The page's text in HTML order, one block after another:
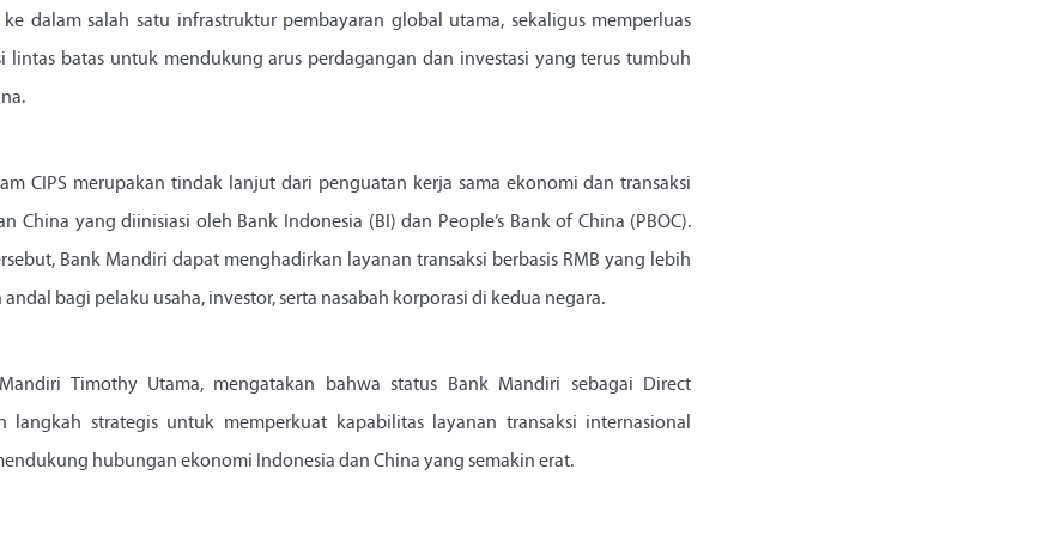
dalam salah satu infrastruktur pembayaran global utama, sekaligus memperluas
lintas batas untuk mendukung arus perdagangan dan investasi yang terus tumbuh
CIPS merupakan tindak lanjut dari penguatan kerja sama ekonomi dan transaksi
China yang diinisiasi oleh Bank Indonesia (BI) dan People’s Bank of China (PBOC).
Bank Mandiri dapat menghadirkan layanan transaksi berbasis RMB yang lebih
bagi pelaku usaha, investor, serta nasabah korporasi di kedua negara.
Timothy Utama, mengatakan bahwa status Bank Mandiri sebagai Direct
langkah strategis untuk memperkuat kapabilitas layanan transaksi internasional
hubungan ekonomi Indonesia dan China yang semakin erat.